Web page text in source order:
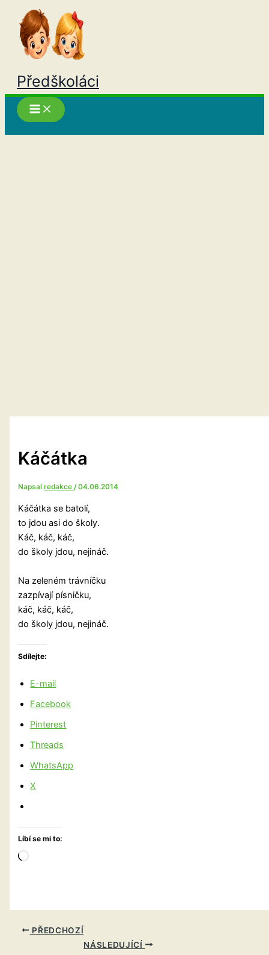
Přeskočit
obsah
Předškoláci
Káčátka
Napsalredakce/04.06.2014
Káčátka se batolí,
to jdou asi do školy.
Káč, káč, káč,
do školy jdou, nejináč.
Na zeleném trávníčku
zazpívají písničku,
káč, káč, káč,
do školy jdou, nejináč.
Sdílejte:
E-mail
Facebook
Pinterest
Threads
WhatsApp
X
Líbí se mi to:
Načítání…
PŘEDCHOZÍ
NÁSLEDUJÍCÍ